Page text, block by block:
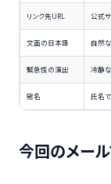
リンク先URL 公式
文面の日本語 自然
緊急性の演出 冷静
宛名 氏名
今回のメー